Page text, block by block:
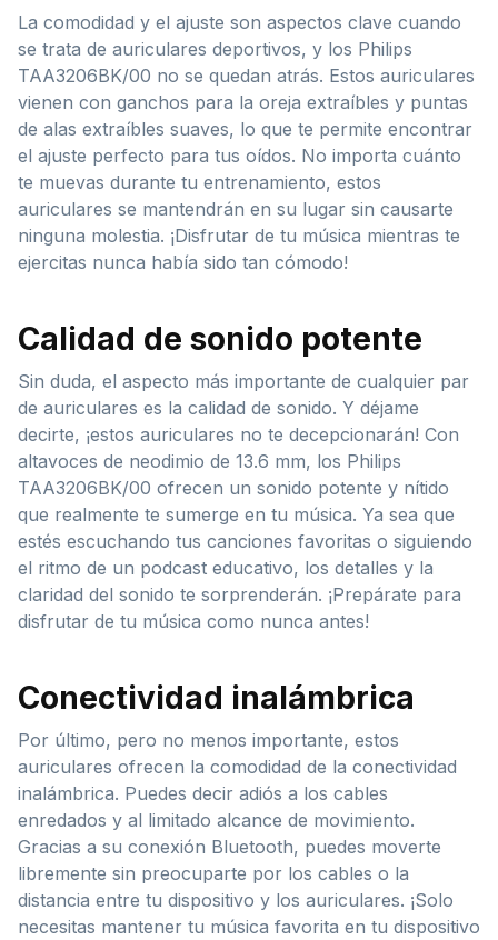
La comodidad y el ajuste son aspectos clave cuando
se trata de auriculares deportivos, y los Philips
TAA3206BK/00 no se quedan atrás. Estos auriculares
vienen con ganchos para la oreja extraíbles y puntas
de alas extraíbles suaves, lo que te permite encontrar
el ajuste perfecto para tus oídos. No importa cuánto
te muevas durante tu entrenamiento, estos
auriculares se mantendrán en su lugar sin causarte
ninguna molestia. ¡Disfrutar de tu música mientras te
ejercitas nunca había sido tan cómodo!
Calidad de sonido potente
Sin duda, el aspecto más importante de cualquier par
de auriculares es la calidad de sonido. Y déjame
decirte, ¡estos auriculares no te decepcionarán! Con
altavoces de neodimio de 13.6 mm, los Philips
TAA3206BK/00 ofrecen un sonido potente y nítido
que realmente te sumerge en tu música. Ya sea que
estés escuchando tus canciones favoritas o siguiendo
el ritmo de un podcast educativo, los detalles y la
claridad del sonido te sorprenderán. ¡Prepárate para
disfrutar de tu música como nunca antes!
Conectividad inalámbrica
Por último, pero no menos importante, estos
auriculares ofrecen la comodidad de la conectividad
inalámbrica. Puedes decir adiós a los cables
enredados y al limitado alcance de movimiento.
Gracias a su conexión Bluetooth, puedes moverte
libremente sin preocuparte por los cables o la
distancia entre tu dispositivo y los auriculares. ¡Solo
necesitas mantener tu música favorita en tu dispositivo